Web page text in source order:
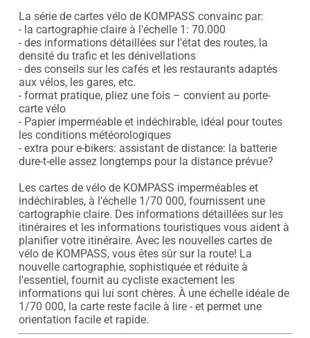
La série de cartes vélo de KOMPASS convainc par:
- la cartographie claire à l'échelle 1: 70.000
- des informations détaillées sur l’état des routes, la
densité du trafic et les dénivellations
- des conseils sur les cafés et les restaurants adaptés
aux vélos, les gares, etc.
- format pratique, pliez une fois – convient au porte-
carte vélo
- Papier imperméable et indéchirable, idéal pour toutes
les conditions météorologiques
- extra pour e-bikers: assistant de distance: la batterie
dure-t-elle assez longtemps pour la distance prévue?
Les cartes de vélo de KOMPASS imperméables et
indéchirables, à l'échelle 1/70 000, fournissent une
cartographie claire. Des informations détaillées sur les
itinéraires et les informations touristiques vous aident à
planifier votre itinéraire. Avec les nouvelles cartes de
vélo de KOMPASS, vous êtes sûr sur la route! La
nouvelle cartographie, sophistiquée et réduite à
l'essentiel, fournit au cycliste exactement les
informations qui lui sont chères. À une échelle idéale de
1/70 000, la carte reste facile à lire - et permet une